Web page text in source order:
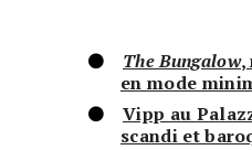
The Bungalow,
en mode
Vipp au
scandi et